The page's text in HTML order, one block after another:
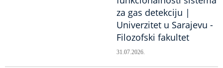
za gas detekciju |
Univerzitet u Sarajevu -
Filozofski fakultet
31.07.2026.